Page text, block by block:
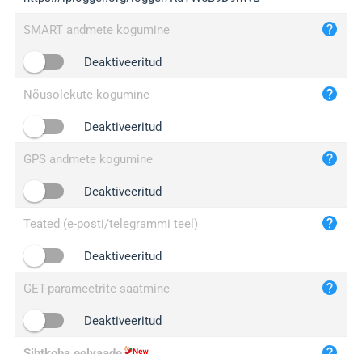
maper.info
2no.co
yip.su
iplogger.info
SMART andmete kogumine
Deaktiveeritud
Nõusolekute kogumine
Deaktiveeritud
GPS andmete kogumine
Deaktiveeritud
Teated (e-posti/telegrammi teel)
Deaktiveeritud
GET-parameetrite saatmine
Deaktiveeritud